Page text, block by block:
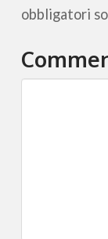
obbligatori